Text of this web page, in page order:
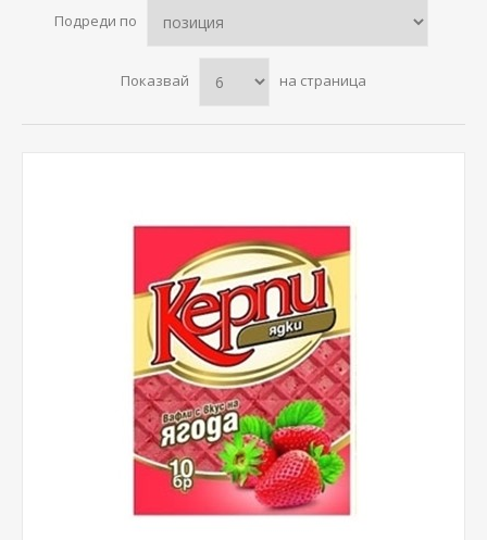
Подреди по
Показвай на страница